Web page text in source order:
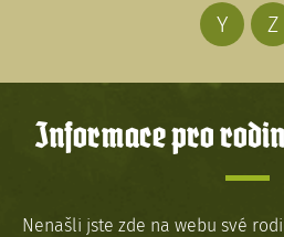
Y
Z
Informace pro
Nenašli jste zde na webu své